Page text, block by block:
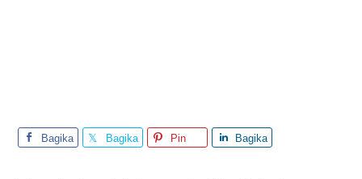
Bagika
Bagika
Pin
Bagika